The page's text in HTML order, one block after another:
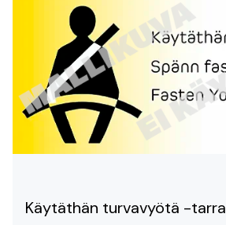
Käytäthän turvavyötä -tarra